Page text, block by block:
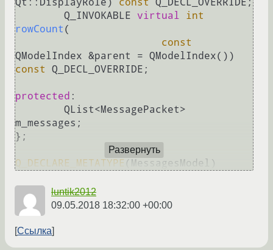
Qt::DisplayRole)
const Q_DECL_OVERRIDE ;
Q_INVOKABLE virtual
int
rowCount (
const
QModelIndex &parent = QModelIndex())
const
Q_DECL_OVERRIDE ;
protected :
m_messages;
};
Q_DECLARE_METATYPE (MessagesModel)
Развернуть
luntik2012
09.05.2018 18:32:00 +00:00
Ссылка